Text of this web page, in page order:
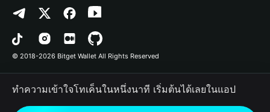
ทรัพยากรข้อมูลของแบรนด์
อาชีพ
Prediction Markets
DApp
RWA
การตรวจจับสัญญา
การโอนเป็นชุด
Avalanche
Bitcoin
Polygon
นโยบายความเป็นส่วนตัว
ข้อตกลงในการใช้บริการ
© 2018-2026 Bitget Wallet All Rights Reserved
ทำความเข้าใจโทเค็นในหนึ่งนาที เริ่มต้นได้เลยในแอป